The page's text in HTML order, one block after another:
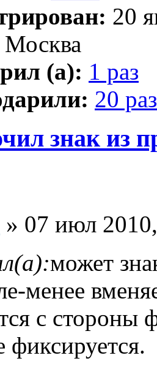
20
Москва
(а): 1 раз
20 раз
знак из
» 07 июл
может
менее
с
фиксируется.